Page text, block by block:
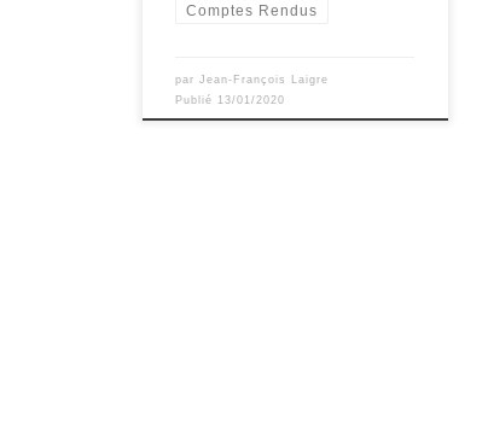
Comptes Rendus
parJean-François Laigre
Publié 13/01/2020